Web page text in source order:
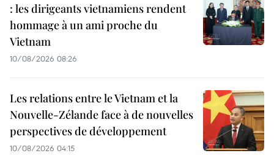
: les dirigeants vietnamiens rendent
hommage à un ami proche du
Vietnam
10/08/2026 08:26
Les relations entre le Vietnam et la
Nouvelle-Zélande face à de nouvelles
perspectives de développement
10/08/2026 04:15